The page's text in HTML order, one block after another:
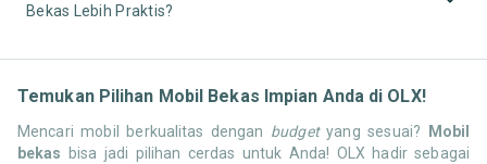
Bekas Lebih Praktis?
Temukan Pilihan Mobil Bekas Impian Anda di OLX!
Mencari mobil berkualitas dengan budgetyang sesuai? Mobil
bekas bisa jadi pilihan cerdas untuk Anda! OLX hadir sebagai